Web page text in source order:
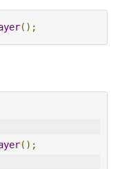
();
();